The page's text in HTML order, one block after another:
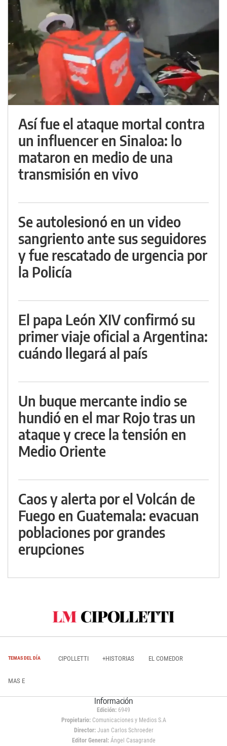
Así fue el ataque mortal contra
un influencer en Sinaloa: lo
mataron en medio de una
transmisión en vivo
Se autolesionó en un video
sangriento ante sus seguidores
y fue rescatado de urgencia por
la Policía
El papa León XIV confirmó su
primer viaje oficial a Argentina:
cuándo llegará al país
Un buque mercante indio se
hundió en el mar Rojo tras un
ataque y crece la tensión en
Medio Oriente
Caos y alerta por el Volcán de
Fuego en Guatemala: evacuan
poblaciones por grandes
erupciones
TEMAS DEL DÍA CIPOLLETTI +HISTORIAS EL COMEDOR
MAS E
Información
Edición: 6949
Propietario:Comunicaciones y Medios S.A
Director: Juan Carlos Schroeder
Editor General:Ángel Casagrande